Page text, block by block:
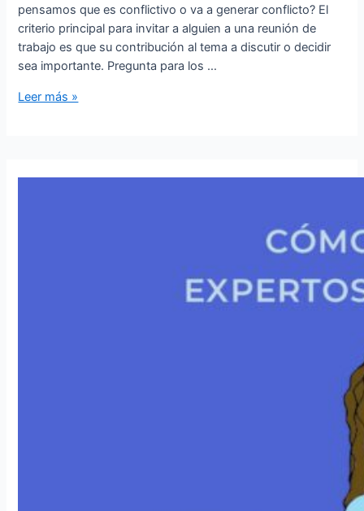
pensamos que es conflictivo o va a generar conflicto? El
criterio principal para invitar a alguien a una reunión de
trabajo es que su contribución al tema a discutir o decidir
sea importante. Pregunta para los …
Leer más »